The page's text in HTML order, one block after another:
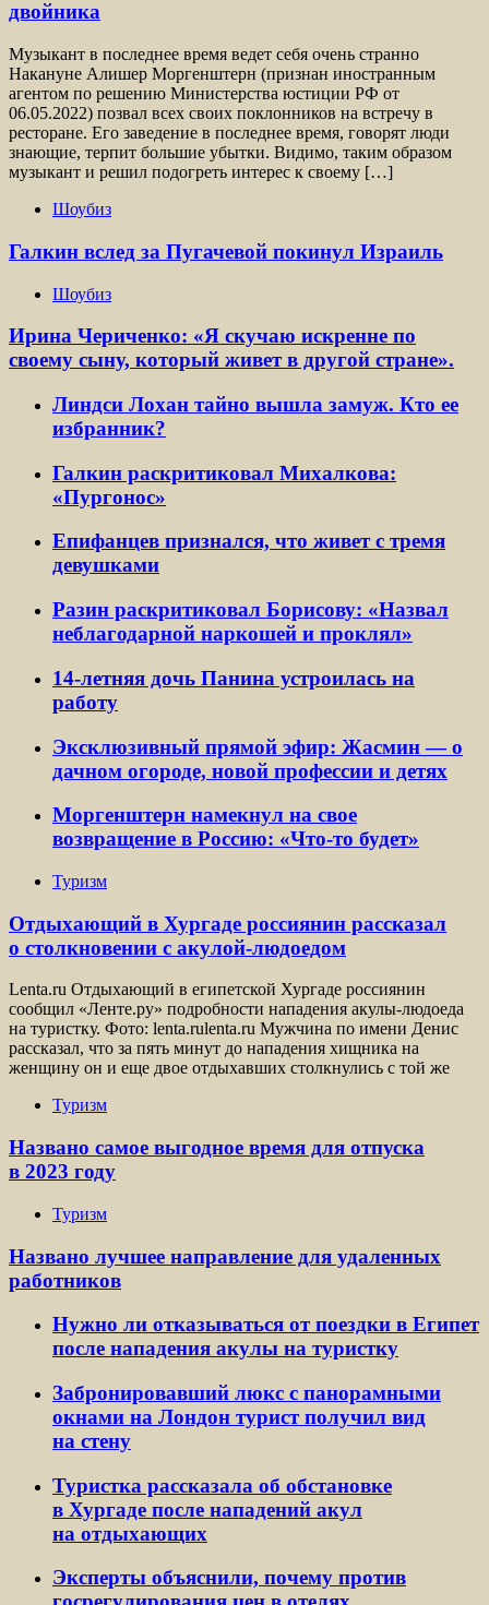
двойника
Музыкант в последнее время ведет себя очень странно
Накануне Алишер Моргенштерн (признан иностранным
агентом по решению Министерства юстиции РФ от
06.05.2022) позвал всех своих поклонников на встречу в
ресторане. Его заведение в последнее время, говорят люди
знающие, терпит большие убытки. Видимо, таким образом
музыкант и решил подогреть интерес к своему […]
Шоубиз
Галкин вслед за Пугачевой покинул Израиль
Шоубиз
Ирина Чериченко: «Я скучаю искренне по
своему сыну, который живет в другой стране».
Линдси Лохан тайно вышла замуж. Кто ее
избранник?
Галкин раскритиковал Михалкова:
«Пургонос»
Епифанцев признался, что живет с тремя
девушками
Разин раскритиковал Борисову: «Назвал
неблагодарной наркошей и проклял»
14-летняя дочь Панина устроилась на
работу
Эксклюзивный прямой эфир: Жасмин — о
дачном огороде, новой профессии и детях
Моргенштерн намекнул на свое
возвращение в Россию: «Что-то будет»
Туризм
Отдыхающий в Хургаде россиянин рассказал
о столкновении с акулой-людоедом
Lenta.ru Отдыхающий в египетской Хургаде россиянин
сообщил «Ленте.ру» подробности нападения акулы-людоеда
на туристку. Фото: lenta.rulenta.ru Мужчина по имени Денис
рассказал, что за пять минут до нападения хищника на
женщину он и еще двое отдыхавших столкнулись с той же
Туризм
Названо самое выгодное время для отпуска
в 2023 году
Туризм
Названо лучшее направление для удаленных
работников
Нужно ли отказываться от поездки в Египет
после нападения акулы на туристку
Забронировавший люкс с панорамными
окнами на Лондон турист получил вид
на стену
Туристка рассказала об обстановке
в Хургаде после нападений акул
на отдыхающих
Эксперты объяснили, почему против